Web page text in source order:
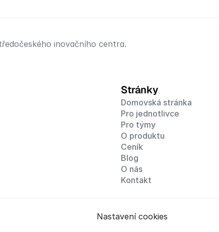
inovačního centra.
Stránky
Domovská stránka
Pro jednotlivce
Pro týmy
O produktu
Ceník
Blog
O nás
Kontakt
Nastavení cookies